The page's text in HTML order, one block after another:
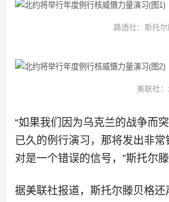
路透社：斯托
美联社
“如果我们因为乌克兰的战争而
已久的例行演习，那将发出非
对是一个错误的信号，”斯托尔滕
据美联社报道，斯托尔滕贝格还